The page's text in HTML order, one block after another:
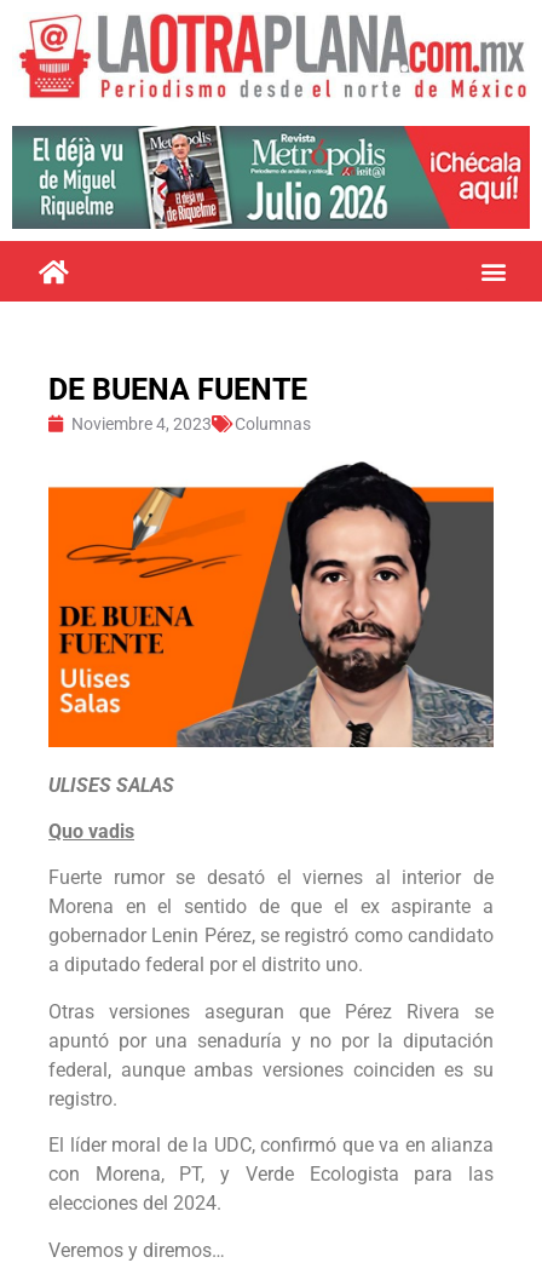
DE BUENA FUENTE
Noviembre 4, 2023 Columnas
ULISES SALAS
Quo vadis
Fuerte rumor se desató el viernes al interior de
Morena en el sentido de que el ex aspirante a
gobernador Lenin Pérez, se registró como candidato
a diputado federal por el distrito uno.
Otras versiones aseguran que Pérez Rivera se
apuntó por una senaduría y no por la diputación
federal, aunque ambas versiones coinciden es su
registro.
El líder moral de la UDC, confirmó que va en alianza
con Morena, PT, y Verde Ecologista para las
elecciones del 2024.
Veremos y diremos…